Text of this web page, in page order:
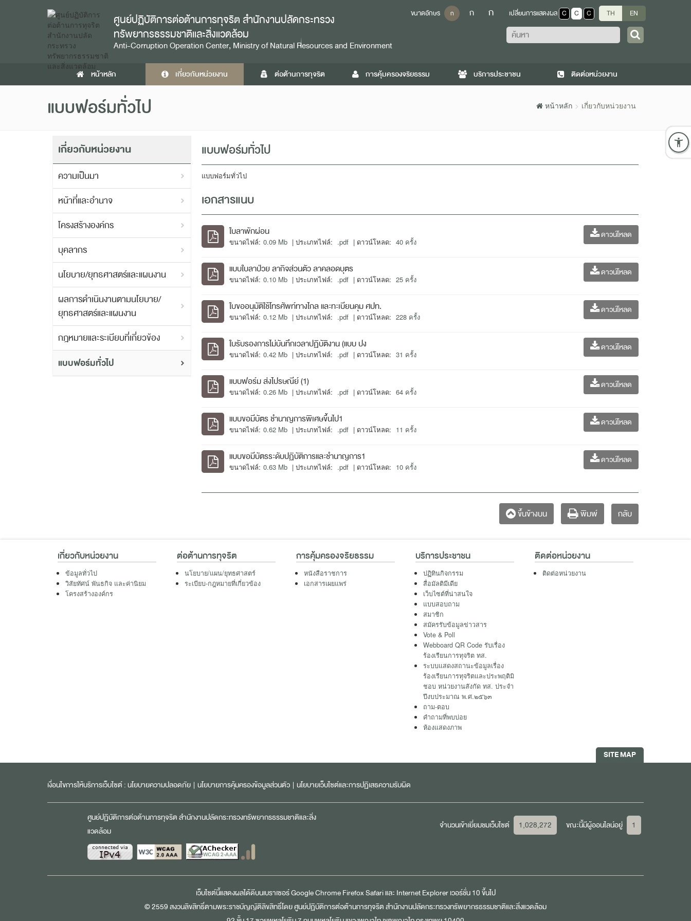
ศูนย์ปฏิบัติการต่อต้านการทุจริต สำนักงานปลัดกระทรวง
ทรัพยากรธรรมชาติและสิ่งแวดล้อม
Anti-Corruption Operation Center, Ministry of Natural Resources and Environment
ขนาดอักษร ก ก ก เปลี่ยนการแสดงผล C C C TH EN
ค้นหา
หน้าหลัก เกี่ยวกับหน่วยงาน ต่อต้านการทุจริต การคุ้มครองจริยธรรม บริการประชาชน ติดต่อหน่วยงาน
แบบฟอร์มทั่วไป หน้าหลัก เกี่ยวกับหน่วยงาน
เกี่ยวกับหน่วยงาน
ความเป็นมา
หน้าที่และอำนาจ
โครงสร้างองค์กร
บุคลากร
นโยบาย/ยุทธศาสตร์และแผนงาน
ผลการดำเนินงานตามนโยบาย/
ยุทธศาสตร์และแผนงาน
กฎหมายและระเบียบที่เกี่ยวข้อง
แบบฟอร์มทั่วไป
แบบฟอร์มทั่วไป
แบบฟอร์มทั่วไป
เอกสารแนบ
ใบลาพักผ่อน
ขนาดไฟล์: 0.09 Mb | ประเภทไฟล์: .pdf | ดาวน์โหลด: 40 ครั้ง
ดาวน์โหลด
แบบใบลาป่วย ลากิจส่วนตัว ลาคลอดบุตร
ขนาดไฟล์: 0.10 Mb | ประเภทไฟล์: .pdf | ดาวน์โหลด: 25 ครั้ง
ดาวน์โหลด
ใบขออนุมัติใช้โทรศัพท์ทางไกล และทะเบียนคุม ศปท.
ขนาดไฟล์: 0.12 Mb | ประเภทไฟล์: .pdf | ดาวน์โหลด: 228 ครั้ง
ดาวน์โหลด
ใบรับรองการไม่บันทึกเวลาปฏิบัติงาน (แบบ ปง
ขนาดไฟล์: 0.42 Mb | ประเภทไฟล์: .pdf | ดาวน์โหลด: 31 ครั้ง
ดาวน์โหลด
แบบฟอร์ม ส่งไปรษณีย์ (1)
ขนาดไฟล์: 0.26 Mb | ประเภทไฟล์: .pdf | ดาวน์โหลด: 64 ครั้ง
ดาวน์โหลด
แบบขอมีบัตร ชำนาญการพิเศษขึ้นไป1
ขนาดไฟล์: 0.62 Mb | ประเภทไฟล์: .pdf | ดาวน์โหลด: 11 ครั้ง
ดาวน์โหลด
แบบขอมีบัตรระดับปฏิบัติการและชำนาญการ1
ขนาดไฟล์: 0.63 Mb | ประเภทไฟล์: .pdf | ดาวน์โหลด: 10 ครั้ง
ดาวน์โหลด
ขึ้นข้างบน พิมพ์ กลับ
เกี่ยวกับหน่วยงาน
ข้อมูลทั่วไป
วิสัยทัศน์ พันธกิจ และค่านิยม
โครงสร้างองค์กร
ต่อต้านการทุจริต
นโยบาย/แผน/ยุทธศาสตร์
ระเบียบ-กฎหมายที่เกี่ยวข้อง
การคุ้มครองจริยธรรม
หนังสือราชการ
เอกสารเผยแพร่
บริการประชาชน
ปฏิทินกิจกรรม
สื่อมัลติมีเดีย
เว็บไซต์ที่น่าสนใจ
แบบสอบถาม
สมาชิก
สมัครรับข้อมูลข่าวสาร
Vote & Poll
Webboard QR Code รับเรื่อง
ร้องเรียนการทุจริต ทส.
ระบบแสดงสถานะข้อมูลเรื่อง
ร้องเรียนการทุจริตและประพฤติมิ
ชอบ หน่วยงานสังกัด ทส. ประจำ
ปีงบประมาณ พ.ศ.๒๕๖๓
ถาม-ตอบ
คำถามที่พบบ่อย
ห้องแสดงภาพ
ติดต่อหน่วยงาน
ติดต่อหน่วยงาน
SITE MAP
เงื่อนไขการให้บริการเว็บไซต์ :นโยบายความปลอดภัย | นโยบายการคุ้มครองข้อมูลส่วนตัว | นโยบายเว็บไซต์และการปฏิเสธความรับผิด
ศูนย์ปฏิบัติการต่อต้านการทุจริต สำนักงานปลัดกระทรวงทรัพยากรธรรมชาติและสิ่ง
แวดล้อม
จำนวนเข้าเยี่ยมชมเว็บไซต์ 1,028,272 ขณะนี้มีผู้ออนไลน์อยู่ 1
เว็บไซต์นี้แสดงผลได้ดีบนเบราเซอร์Google ChromeFirefoxSafariและ Internet Explorerเวอร์ชั่น 10 ขึ้นไป
© 2559 สงวนลิขสิทธิ์ตามพระราชบัญญัติลิขสิทธิ์โดย ศูนย์ปฏิบัติการต่อต้านการทุจริต สำนักงานปลัดกระทรวงทรัพยากรธรรมชาติและสิ่งแวดล้อม